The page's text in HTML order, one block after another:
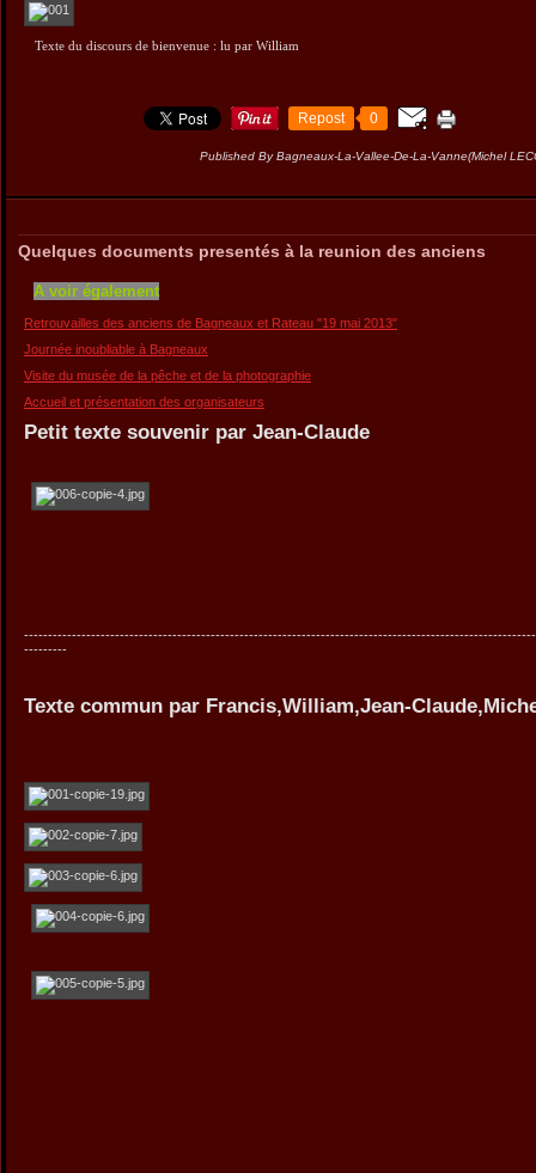
Texte du discours de bienvenue : lu par William
Repost 0
Published By Bagneaux-La-Vallee-De-La-Vanne(Michel
Quelques documents presentés à la reunion des anciens
A voir également
Retrouvailles des anciens de Bagneaux et Rateau "19 mai 2013"
Journée inoubliable à Bagneaux
Visite du musée de la pêche et de la photographie
Accueil et présentation des organisateurs
Petit texte souvenir par Jean-Claude
---------
Texte commun par Francis,William,Jean-